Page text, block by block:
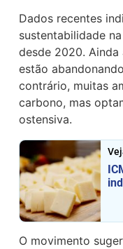
Dados recentes
sustentabilidade
desde 2020. Ainda
estão
contrário, muitas
carbono, mas
ostensiva.
O movimento